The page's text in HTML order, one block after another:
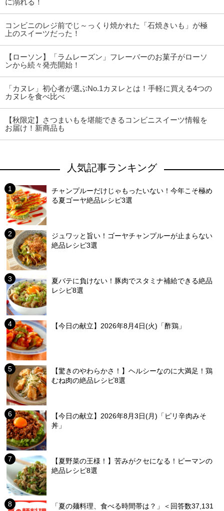
に溺れる！
コンビニのレジ前でじ～っくり焼かれた「石焼きいも」が極
上のスイーツだった！
【ローソン】「ラムレーズン」フレーバーのお菓子がローソ
ンから続々発売開始！
「カヌレ」初心者が選ぶNo.1カヌレとは！手軽に買える4つの
カヌレを食べ比べ
【秋限定】さつまいもを堪能できるコンビニスイーツ情報を
お届け！新商品も
人気記事ランキング
チャンプルーだけじゃもったいない！今年こそ極め
る夏ゴーヤ絶品レシピ3選
ジュワッと旨い！ゴーヤチャンプルーが止まらない
絶品レシピ3選
夏バテに負けない！豚肉でスタミナ補給できる絶品
レシピ8選
【今日の献立】2026年8月4日(火)「酢鶏」
【驚きのやわらかさ！】ヘルシーなのに大満足！鶏
むね肉の絶品レシピ8選
【今日の献立】2026年8月3日(月)「ピリ辛肉みそ
丼」
【夏野菜の王様！】苦みがクセになる！ピーマンの
絶品レシピ8選
「夏の麺料理、食べる時間帯は？」＜回答数37,131